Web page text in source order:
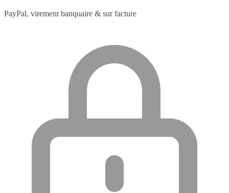
PayPal, virement banquaire & sur facture